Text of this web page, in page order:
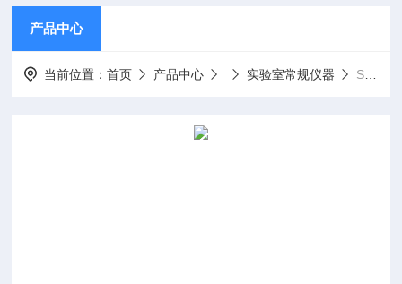
产品中心
当前位置：首页 产品中心 实验室常规仪器 SCY-3C啤酒饮料压力测定仪